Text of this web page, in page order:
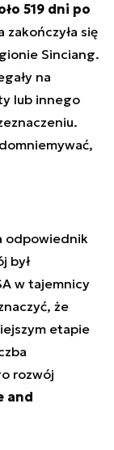
519 dni po
zakończyła się
Sinciang.
na
lub innego
odpowiednik
był
w tajemnicy
że
etapie
rozwój
and